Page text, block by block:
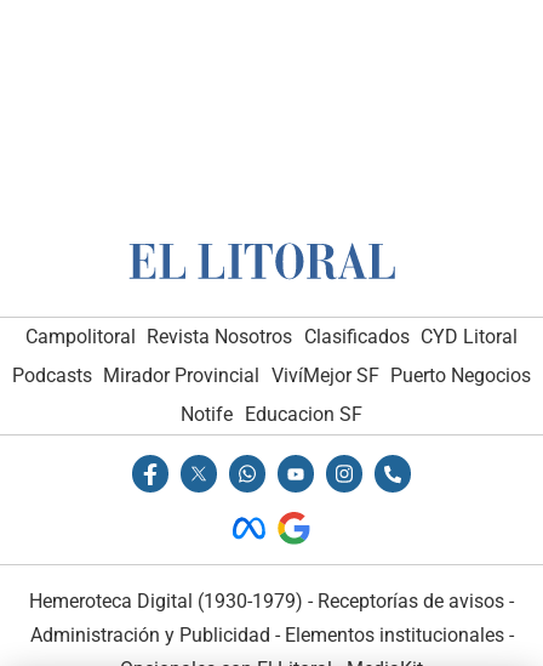
Campolitoral Revista Nosotros Clasificados CYD Litoral
Podcasts Mirador Provincial VivíMejor SF Puerto Negocios
Notife
Educacion SF
Hemeroteca Digital (1930-1979) - Receptorías de avisos -
Administración y Publicidad - Elementos institucionales-